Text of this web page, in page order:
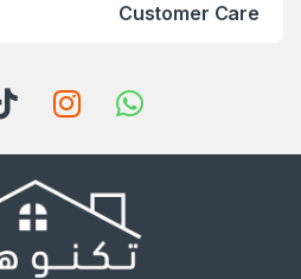
Customer Care